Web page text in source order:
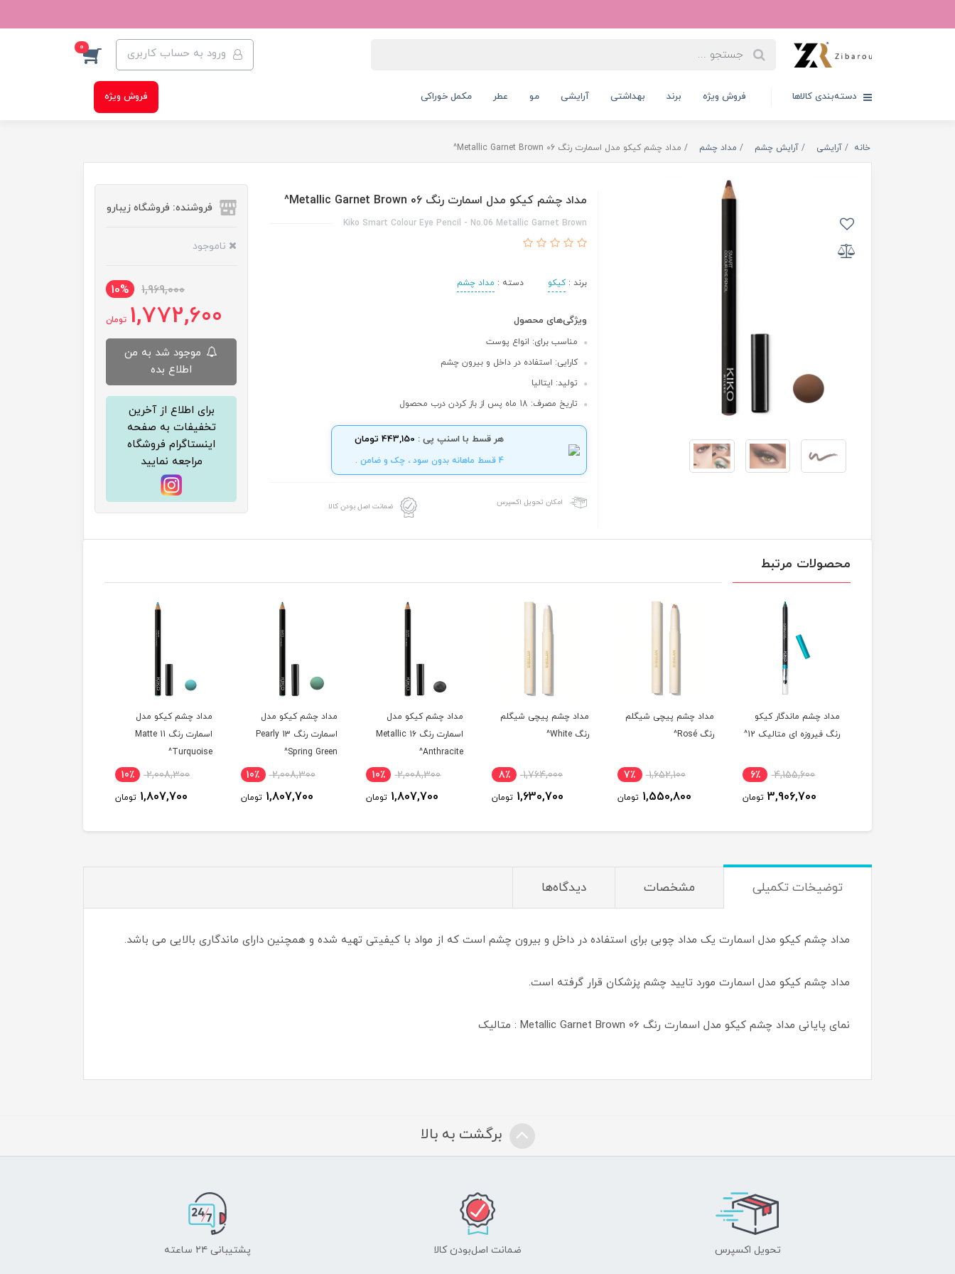
ورود به حساب کاربری 0
دسته‌بندی کالاها فروش ویژه برند بهداشتی آرایشی مو عطر مکمل خوراکی فروش ویژه
خانه آرایشی آرایش چشم مداد چشم مداد چشم کیکو مدل اسمارت رنگ 06 Metallic Garnet Brown^
مداد چشم کیکو مدل اسمارت رنگ 06 Metallic Garnet Brown^
Kiko Smart Colour Eye Pencil - No.06 Metallic Garnet Brown
برند :کیکو دسته : مداد چشم
ویژگی‌های محصول
مناسب برای: انواع پوست
کارایی: استفاده در داخل و بیرون چشم
تولید: ایتالیا
تاریخ مصرف: 18 ماه پس از باز کردن درب محصول
هر قسط با اسنپ پی : 443,150 تومان
4 قسط ماهانه بدون سود ، چک و ضامن .
امکان تحویل اکسپرس ضمانت اصل بودن کالا
فروشنده: فروشگاه زیبارو
ناموجود
1,969,000
10%
1,772,600 تومان
موجود شد به من
اطلاع بده
برای اطلاع از آخرین
تخفیفات به صفحه
اینستاگرام فروشگاه
مراجعه نمایید
محصولات مرتبط
مداد چشم پیچی شیگلم
رنگ Rosé^
1,652,100 7٪
1,550,800 تومان
مداد چشم پیچی شیگلم
رنگ White^
1,764,000 8٪
1,630,700 تومان
مداد چشم کیکو مدل
2,008,300 10٪
1,807,700 تومان
مداد چشم کیکو مدل
اسمارت رنگ 13 Pearly
Spring Green^
2,008,300 10٪
1,807,700 تومان
مداد چشم کیکو مدل
اسمارت رنگ 11 Matte
Turquoise^
2,008,300 10٪
1,807,700 تومان
مداد چشم کیکو مدل
اسمارت رنگ 05 Matte
Brown^
2,008,300 10٪
1,807,700 تومان
توضیخات تکمیلی مشخصات دیدگاه‌ها
مداد چشم کیکو مدل اسمارت یک مداد چوبی برای استفاده در داخل و بیرون چشم است که از مواد با کیفیتی تهیه شده و همچنین دارای ماندگاری بالایی می باشد.
مداد چشم کیکو مدل اسمارت مورد تایید چشم پزشکان قرار گرفته است.
نمای پایانی مداد چشم کیکو مدل اسمارت رنگ 06 Metallic Garnet Brown : متالیک
برگشت به بالا
تحویل اکسپرس ضمانت اصل‌بودن کالا پشتیبانی ۲۴ ساعته